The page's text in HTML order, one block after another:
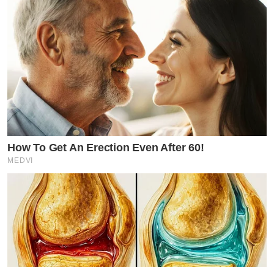
How To Get An Erection Even After 60!
MEDVI